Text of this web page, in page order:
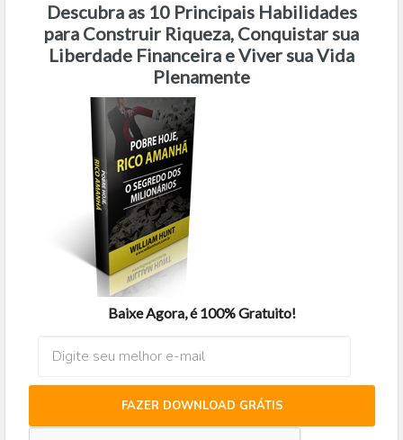
Descubra as 10 Principais Habilidades
para Construir Riqueza, Conquistar sua
Liberdade Financeira e Viver sua Vida
Plenamente
Baixe Agora, é 100% Gratuito!
FAZER DOWNLOAD GRÁTIS